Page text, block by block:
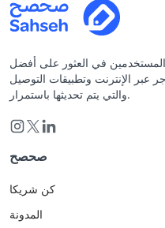
في العثور على أفضل
عبر الإنترنت وتطبيقات التوصيل
والتي يتم تحديثها باستمرار.
صحصح
كن شريكا
المدونة